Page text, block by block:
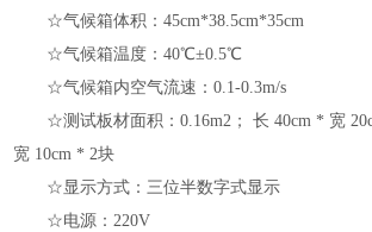
☆气候箱体积：45cm*38.5cm*35cm
☆气候箱温度：40℃±0.5℃
☆气候箱内空气流速：0.1-0.3m/s
☆测试板材面积：0.16m2； 长 40cm * 宽
宽 10cm * 2块
☆显示方式：三位半数字式显示
☆电源：220V